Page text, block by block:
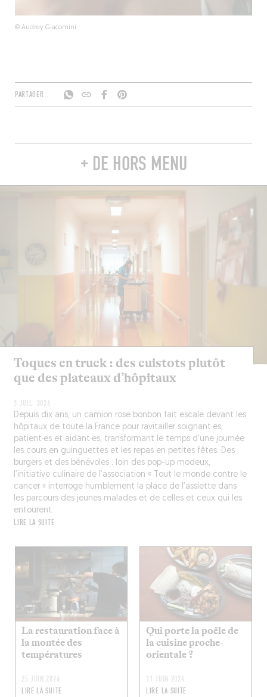
© Audrey Giacomini
PARTAGER
+ DE HORS MENU
Toques en truck : des cuistots plutôt
que des plateaux d’hôpitaux
3 JUIL. 2026
Depuis dix ans, un camion rose bonbon fait escale devant les
hôpitaux de toute la France pour ravitailler soignant·es,
patient·es et aidant·es, transformant le temps d’une journée
les cours en guinguettes et les repas en petites fêtes. Des
burgers et des bénévoles : loin des pop-up modeux,
l’initiative culinaire de l’association « Tout le monde contre le
cancer » interroge humblement la place de l’assiette dans
les parcours des jeunes malades et de celles et ceux qui les
entourent.
LIRE LA SUITE
La restauration face à
la montée des
températures
25 JUIN 2026
LIRE LA SUITE
Qui porte la poêle de
la cuisine proche-
orientale ?
11 JUIN 2026
LIRE LA SUITE